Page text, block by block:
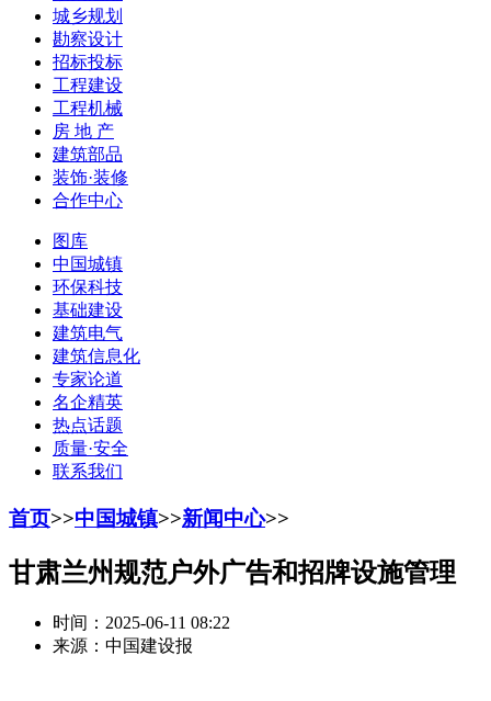
城乡规划
勘察设计
招标投标
工程建设
工程机械
房 地 产
建筑部品
装饰·装修
合作中心
图库
中国城镇
环保科技
基础建设
建筑电气
建筑信息化
专家论道
名企精英
热点话题
质量·安全
联系我们
首页>>中国城镇>>新闻中心>>
甘肃兰州规范户外广告和招牌设施管理
时间：2025-06-11 08:22
来源：中国建设报